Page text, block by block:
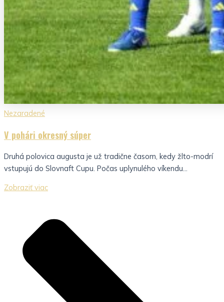
Nezaradené
V pohári okresný súper
Druhá polovica augusta je už tradične časom, kedy žlto-modrí
vstupujú do Slovnaft Cupu. Počas uplynulého víkendu...
Zobraziť viac